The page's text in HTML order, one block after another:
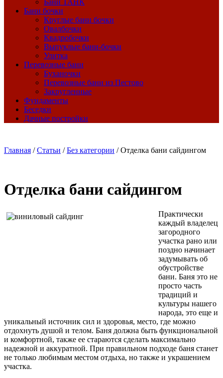
Бани ТАНК
Бани бочки
Круглые бани бочки
Овалбочки
Квадробочки
Выпуклые бани-бочки
Улитка
Перевозные бани
Буханочки
Перевозные бани из Пестово
Закругленные
Фундаменты
Беседки
Дачные постройки
Главная /Статьи /Без категории /Отделка бани сайдингом
Отделка бани сайдингом
Практически
каждый владелец
загородного
участка рано или
поздно начинает
задумывать об
обустройстве
бани. Баня это не
просто часть
традиций и
культуры нашего
народа, это еще и
уникальный источник сил и здоровья, место, где можно
отдохнуть душой и телом. Баня должна быть функциональной
и комфортной, также ее стараются сделать максимально
надежной и аккуратной. При правильном подходе баня станет
не только любимым местом отдыха, но также и украшением
участка.